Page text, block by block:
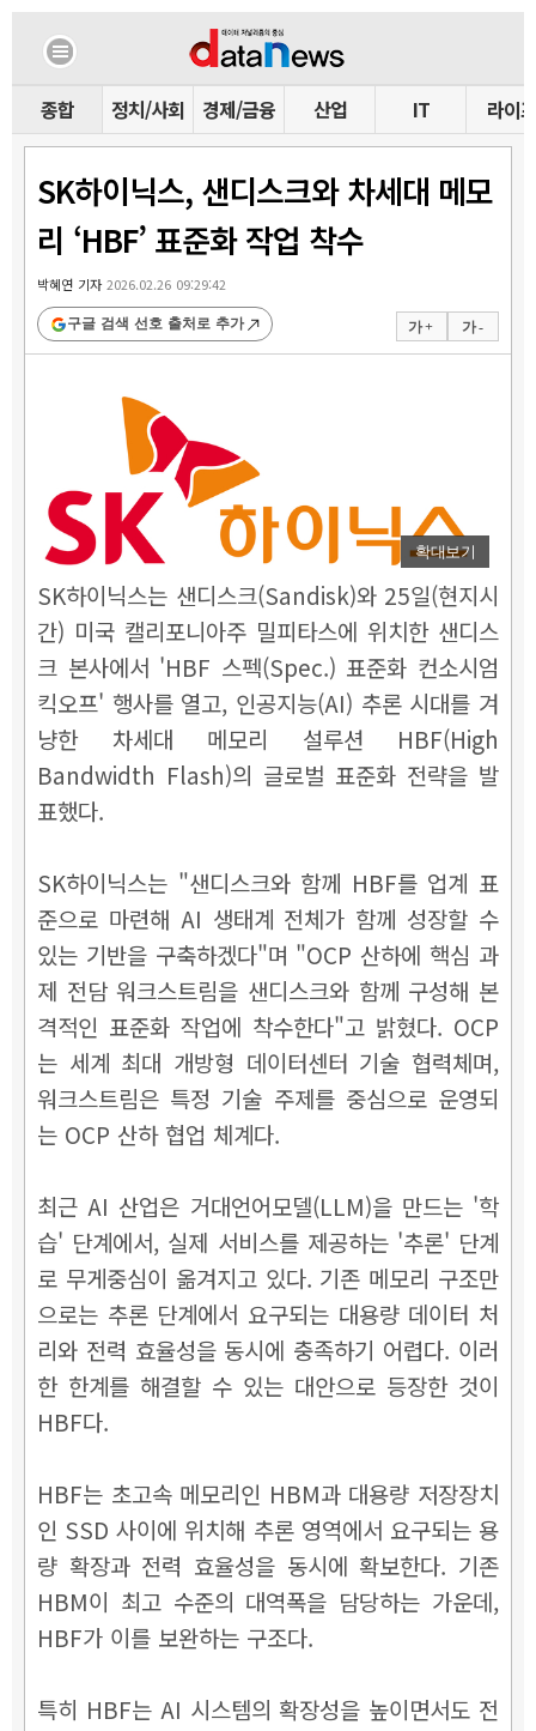
종합 정치/사회 경제/금융 산업 IT 라이프
SK하이닉스, 샌디스크와 차세대 메모
리 ‘HBF’ 표준화 작업 착수
박혜연 기자2026.02.26 09:29:42
가 + 가 -
구글 검색 선호 출처로 추가
확대보기
SK하이닉스는 샌디스크(Sandisk)와 25일(현지시
간) 미국 캘리포니아주 밀피타스에 위치한 샌디스
크 본사에서 'HBF 스펙(Spec.) 표준화 컨소시엄
킥오프' 행사를 열고, 인공지능(AI) 추론 시대를 겨
냥한 차세대 메모리 설루션 HBF(High
Bandwidth Flash)의 글로벌 표준화 전략을 발
표했다.
SK하이닉스는 "샌디스크와 함께 HBF를 업계 표
준으로 마련해 AI 생태계 전체가 함께 성장할 수
있는 기반을 구축하겠다"며 "OCP 산하에 핵심 과
제 전담 워크스트림을 샌디스크와 함께 구성해 본
격적인 표준화 작업에 착수한다"고 밝혔다. OCP
는 세계 최대 개방형 데이터센터 기술 협력체며,
워크스트림은 특정 기술 주제를 중심으로 운영되
는 OCP 산하 협업 체계다.
최근 AI 산업은 거대언어모델(LLM)을 만드는 '학
습' 단계에서, 실제 서비스를 제공하는 '추론' 단계
로 무게중심이 옮겨지고 있다. 기존 메모리 구조만
으로는 추론 단계에서 요구되는 대용량 데이터 처
리와 전력 효율성을 동시에 충족하기 어렵다. 이러
한 한계를 해결할 수 있는 대안으로 등장한 것이
HBF다.
HBF는 초고속 메모리인 HBM과 대용량 저장장치
인 SSD 사이에 위치해 추론 영역에서 요구되는 용
량 확장과 전력 효율성을 동시에 확보한다. 기존
HBM이 최고 수준의 대역폭을 담당하는 가운데,
HBF가 이를 보완하는 구조다.
특히 HBF는 AI 시스템의 확장성을 높이면서도 전